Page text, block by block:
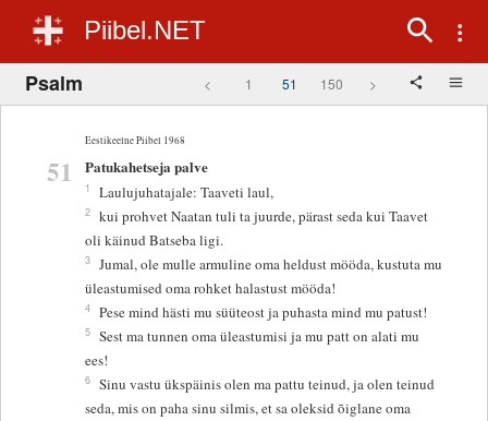
Piibel.NET
Psalm < 1 51 150 >
Eestikeelne Piibel 1968
51 Patukahetseja palve
1 Laulujuhatajale: Taaveti laul,
2 kui prohvet Naatan tuli ta juurde, pärast seda kui Taavet
oli käinud Batseba ligi.
3 Jumal, ole mulle armuline oma heldust mööda, kustuta mu
üleastumised oma rohket halastust mööda!
4 Pese mind hästi mu süüteost ja puhasta mind mu patust!
5 Sest ma tunnen oma üleastumisi ja mu patt on alati mu
ees!
6 Sinu vastu ükspäinis olen ma pattu teinud, ja olen teinud
seda, mis on paha sinu silmis, et sa oleksid õiglane oma